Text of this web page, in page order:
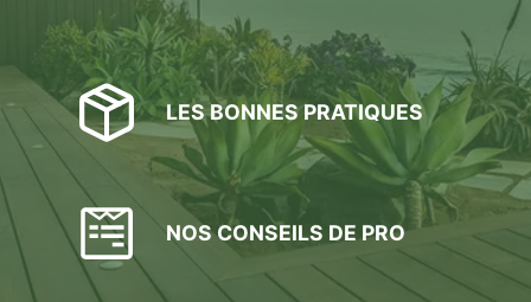
LES BONNES PRATIQUES
NOS CONSEILS DE PRO